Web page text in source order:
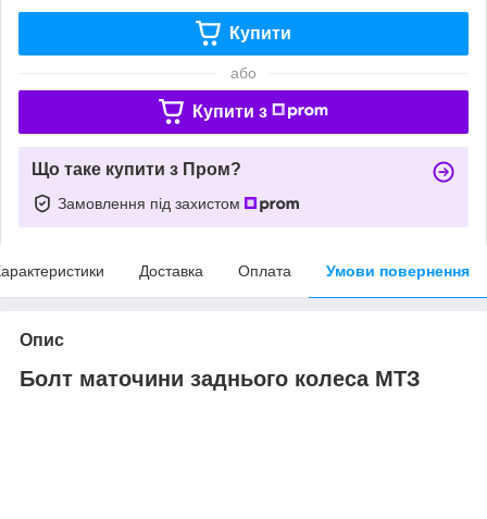
Купити
або
Купити з
Що таке купити з Пром?
Замовлення під захистом
Доставка Оплата Умови повернення
Опис
Болт маточини заднього колеса МТЗ